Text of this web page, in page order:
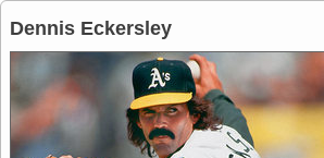
Dennis Eckersley